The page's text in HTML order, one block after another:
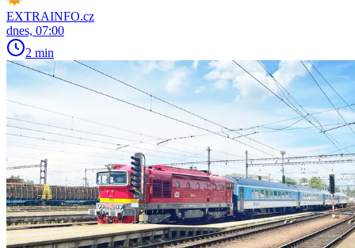
EXTRAINFO.cz
dnes, 07:00
2 min